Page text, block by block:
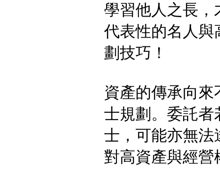
學習他人之長
代表性的名人與
劃技巧！
資產的傳承向
士規劃。委託者
士，可能亦無法
對高資產與經營